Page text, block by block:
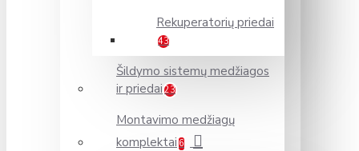
Rekuperatorių priedai
43
Šildymo sistemų medžiagos
ir priedai 23
Montavimo medžiagų
komplektai 6